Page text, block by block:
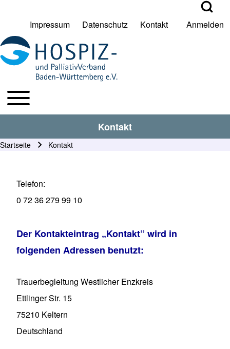
Suche Schließen
Suche
User account menu
Impressum Datenschutz Kontakt Anmelden
HPV BW Hauptmenu
Toggle main menu
Kontakt
Startseite Kontakt
Telefon
0 72 36 279 99 10
Der Kontakteintrag „Kontakt” wird in
folgenden Adressen benutzt:
Trauerbegleitung Westlicher Enzkreis
Ettlinger Str. 15
75210 Keltern
Deutschland